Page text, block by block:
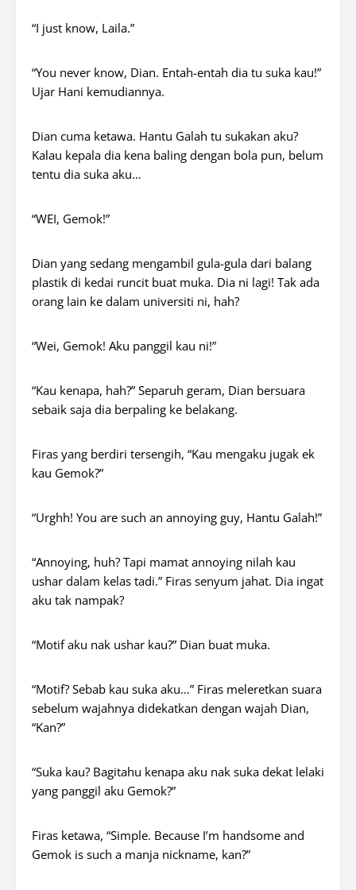
“I just know, Laila.”
“You never know, Dian. Entah-entah dia tu suka kau!”
Ujar Hani kemudiannya.
Dian cuma ketawa. Hantu Galah tu sukakan aku?
Kalau kepala dia kena baling dengan bola pun, belum
tentu dia suka aku…
“WEI, Gemok!”
Dian yang sedang mengambil gula-gula dari balang
plastik di kedai runcit buat muka. Dia ni lagi! Tak ada
orang lain ke dalam universiti ni, hah?
“Wei, Gemok! Aku panggil kau ni!”
“Kau kenapa, hah?” Separuh geram, Dian bersuara
sebaik saja dia berpaling ke belakang.
Firas yang berdiri tersengih, “Kau mengaku jugak ek
kau Gemok?”
“Urghh! You are such an annoying guy, Hantu Galah!”
“Annoying, huh? Tapi mamat annoying nilah kau
ushar dalam kelas tadi.” Firas senyum jahat. Dia ingat
aku tak nampak?
“Motif aku nak ushar kau?” Dian buat muka.
“Motif? Sebab kau suka aku…” Firas meleretkan suara
sebelum wajahnya didekatkan dengan wajah Dian,
“Kan?”
“Suka kau? Bagitahu kenapa aku nak suka dekat lelaki
yang panggil aku Gemok?”
Firas ketawa, “Simple. Because I’m handsome and
Gemok is such a manja nickname, kan?”